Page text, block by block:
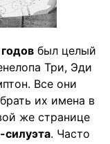
был целый
Три, Эди
Все они
их имена в
же странице
силуэта. Часто